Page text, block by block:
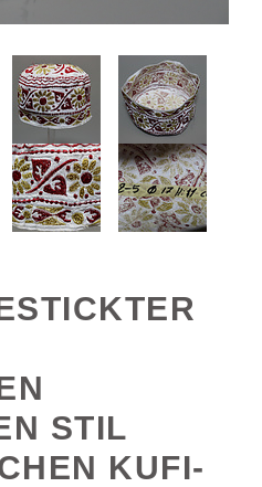
A
STIL A
KUFI-H